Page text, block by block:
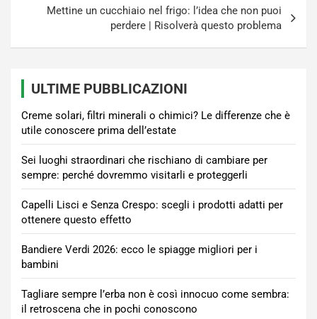
Mettine un cucchiaio nel frigo: l’idea che non puoi
perdere | Risolverà questo problema
ULTIME PUBBLICAZIONI
Creme solari, filtri minerali o chimici? Le differenze che è
utile conoscere prima dell’estate
Sei luoghi straordinari che rischiano di cambiare per
sempre: perché dovremmo visitarli e proteggerli
Capelli Lisci e Senza Crespo: scegli i prodotti adatti per
ottenere questo effetto
Bandiere Verdi 2026: ecco le spiagge migliori per i
bambini
Tagliare sempre l’erba non è così innocuo come sembra:
il retroscena che in pochi conoscono